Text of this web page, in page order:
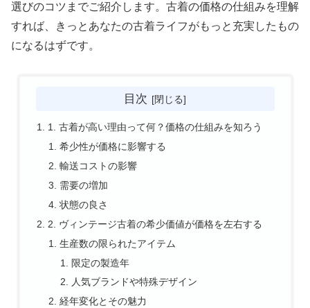
選びのコツまでご紹介します。古着の価格の仕組みを理解
すれば、きっとあなたの古着ライフがもっと充実したもの
になるはずです。
目次
1. 古着が高い理由って何？価格の仕組みを知ろう
希少性が価格に影響する
輸送コストの影響
需要の増加
状態の良さ
2. ヴィンテージ古着の希少価値が価格を左右する
生産数の限られたアイテム
限定の製造年
人気ブランドや特殊デザイン
経年変化とその魅力